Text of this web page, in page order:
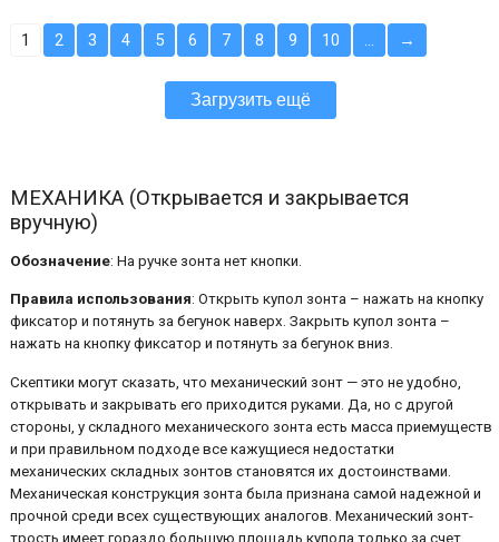
1 2 3 4 5 6 7 8 9 10 … →
Загрузить ещё
МЕХАНИКА (Открывается и закрывается
вручную)
Обозначение: На ручке зонта нет кнопки.
Правила использования: Открыть купол зонта – нажать на кнопку
фиксатор и потянуть за бегунок наверх. Закрыть купол зонта –
нажать на кнопку фиксатор и потянуть за бегунок вниз.
Скептики могут сказать, что механический зонт — это не удобно,
открывать и закрывать его приходится руками. Да, но с другой
стороны, у складного механического зонта есть масса приемуществ
и при правильном подходе все кажущиеся недостатки
механических складных зонтов становятся их достоинствами.
Механическая конструкция зонта была признана самой надежной и
прочной среди всех существующих аналогов. Механический зонт-
трость имеет гораздо большую площадь купола только за счет